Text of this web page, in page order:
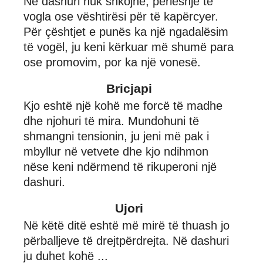
vogla ose vështirësi për të kapërcyer.
Për çështjet e punës ka një ngadalësim
të vogël, ju keni kërkuar më shumë para
ose promovim, por ka një vonesë.
Bricjapi
Kjo eshtë një kohë me forcë të madhe
dhe njohuri të mira. Mundohuni të
shmangni tensionin, ju jeni më pak i
mbyllur në vetvete dhe kjo ndihmon
nëse keni ndërmend të rikuperoni një
dashuri.
Ujori
Në këtë ditë eshtë më mirë të thuash jo
përballjeve të drejtpërdrejta. Në dashuri
ju duhet kohë ...